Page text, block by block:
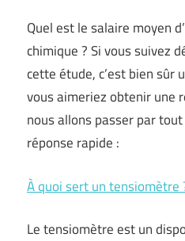
Quel est le salaire moyen
chimique ? Si vous suivez
cette étude, c’est bien sûr
vous aimeriez obtenir une
nous allons passer par tout
réponse rapide :
À quoi sert un tensiomètre
Le tensiomètre est un